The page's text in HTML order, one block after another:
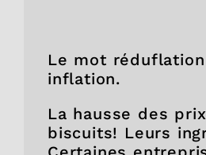
Le mot
inflation.
La hausse des
biscuits! Leurs